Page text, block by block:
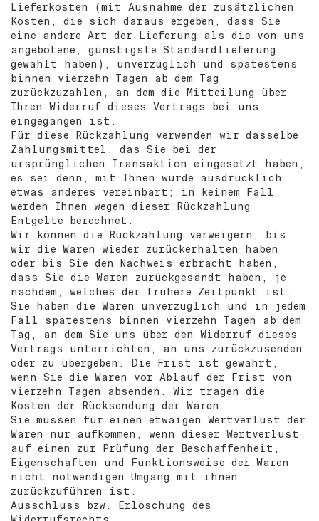
Lieferkosten (mit Ausnahme der zusätzlichen
Kosten, die sich daraus ergeben, dass Sie
eine andere Art der Lieferung als die von uns
angebotene, günstigste Standardlieferung
gewählt haben), unverzüglich und spätestens
binnen vierzehn Tagen ab dem Tag
zurückzuzahlen, an dem die Mitteilung über
Ihren Widerruf dieses Vertrags bei uns
eingegangen ist.
Für diese Rückzahlung verwenden wir dasselbe
Zahlungsmittel, das Sie bei der
ursprünglichen Transaktion eingesetzt haben,
es sei denn, mit Ihnen wurde ausdrücklich
etwas anderes vereinbart; in keinem Fall
werden Ihnen wegen dieser Rückzahlung
Entgelte berechnet.
Wir können die Rückzahlung verweigern, bis
wir die Waren wieder zurückerhalten haben
oder bis Sie den Nachweis erbracht haben,
dass Sie die Waren zurückgesandt haben, je
nachdem, welches der frühere Zeitpunkt ist.
Sie haben die Waren unverzüglich und in jedem
Fall spätestens binnen vierzehn Tagen ab dem
Tag, an dem Sie uns über den Widerruf dieses
Vertrags unterrichten, an uns zurückzusenden
oder zu übergeben. Die Frist ist gewahrt,
wenn Sie die Waren vor Ablauf der Frist von
vierzehn Tagen absenden. Wir tragen die
Kosten der Rücksendung der Waren.
Sie müssen für einen etwaigen Wertverlust der
Waren nur aufkommen, wenn dieser Wertverlust
auf einen zur Prüfung der Beschaffenheit,
Eigenschaften und Funktionsweise der Waren
nicht notwendigen Umgang mit ihnen
zurückzuführen ist.
Ausschluss bzw. Erlöschung des